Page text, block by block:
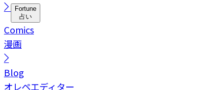
Fortune
占い
Comics
漫画
Blog
オレペエディター